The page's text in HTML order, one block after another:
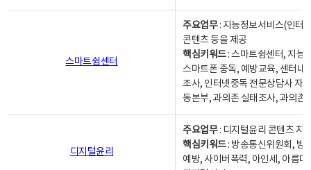
스마트쉼센터
주요업무: 지능정보서비스(인터
콘텐츠 등을 제공
핵심키워드: 스마트쉼센터, 지능
스마트폰 중독, 예방교육, 센터내
조사, 인터넷중독 전문상담사 자
동본부, 과의존 실태조사, 과의존
디지털윤리
주요업무: 디지털윤리 콘텐츠 지
핵심키워드: 방송통신위원회, 방
예방, 사이버폭력, 아인세, 아름